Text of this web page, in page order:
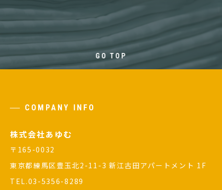
GO TOP
COMPANY INFO
株式会社あゆむ
〒165-0032
東京都練馬区豊玉北2-11-3 新江古田アパートメント 1F
TEL.03-5356-8289